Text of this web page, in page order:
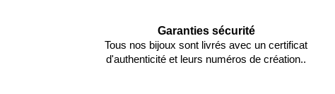
Garanties sécurité
Tous nos bijoux sont livrés avec un certificat
d'authenticité et leurs numéros de création..